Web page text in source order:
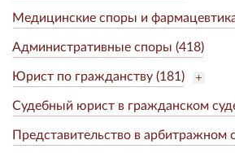
Медицинские споры и
Административные споры (418)
Юрист по гражданству (181)
Судебный юрист в гражданском
Представительство в арбитражном